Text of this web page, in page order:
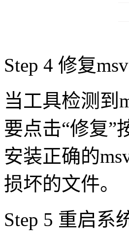
Step 4 修复
当工具检测到
要点击“修复”
安装正确的
损坏的文件。
Step 5 重启系